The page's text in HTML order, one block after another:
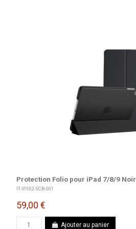
Protection Folio pour iPad 7/8/9 Noir
IT-IP102-SCB-001
59,00 €
Ajouter au panier